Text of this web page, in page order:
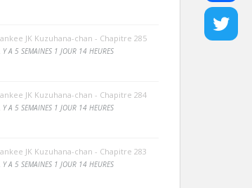
JK Kuzuhana-chan - Chapitre 285
Y A 5 SEMAINES 1 JOUR 14 HEURES
JK Kuzuhana-chan - Chapitre 284
Y A 5 SEMAINES 1 JOUR 14 HEURES
JK Kuzuhana-chan - Chapitre 283
Y A 5 SEMAINES 1 JOUR 14 HEURES